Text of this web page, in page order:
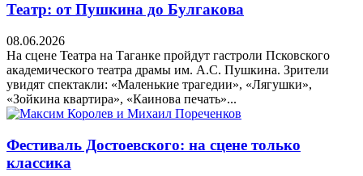
Театр: от Пушкина до Булгакова
08.06.2026
На сцене Театра на Таганке пройдут гастроли Псковского
академического театра драмы им. А.С. Пушкина. Зрители
увидят спектакли: «Маленькие трагедии», «Лягушки»,
«Зойкина квартира», «Каинова печать»...
Фестиваль Достоевского: на сцене только
классика